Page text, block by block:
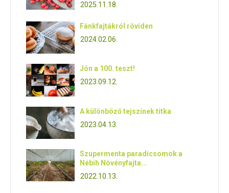
2025.11.18.
Fánkfajtákról röviden
2024.02.06.
Jön a 100. teszt!
2023.09.12.
A különböző tejszínek titka
2023.04.13.
Szupermenta paradicsomok a
Nébih Növényfajta...
2022.10.13.